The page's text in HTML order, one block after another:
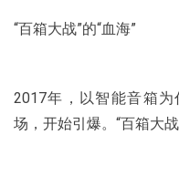
“百箱大战”的“血海”
2017年，以智能音箱
场，开始引爆。“百箱大战